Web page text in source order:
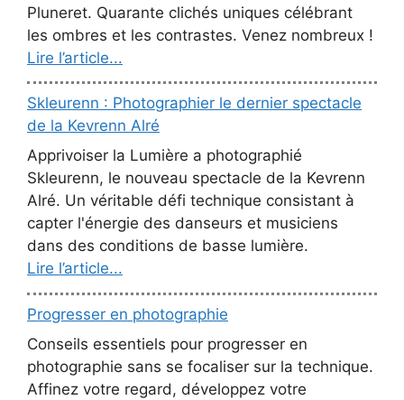
Pluneret. Quarante clichés uniques célébrant
les ombres et les contrastes. Venez nombreux !
Lire l’article...
Skleurenn : Photographier le dernier spectacle
de la Kevrenn Alré
Apprivoiser la Lumière a photographié
Skleurenn, le nouveau spectacle de la Kevrenn
Alré. Un véritable défi technique consistant à
capter l'énergie des danseurs et musiciens
dans des conditions de basse lumière.
Lire l’article...
Progresser en photographie
Conseils essentiels pour progresser en
photographie sans se focaliser sur la technique.
Affinez votre regard, développez votre